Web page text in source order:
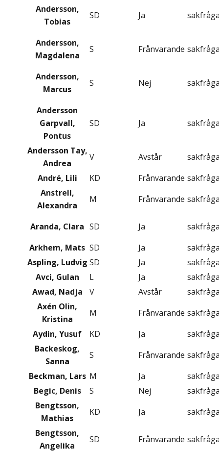
Andersson,
Tobias
SD Ja
Andersson,
Magdalena
S Frånvarande
Andersson,
Marcus
S Nej
Andersson
Garpvall,
Pontus
SD Ja
Andersson Tay,
Andrea
V Avstår
André, Lili
KD Frånvarande
Anstrell,
Alexandra
M Frånvarande
Aranda, Clara SD Ja
Arkhem, Mats SD Ja
Aspling, Ludvig SD Ja
Avci, Gulan
L Ja
Awad, Nadja
V Avstår
Axén Olin,
Kristina
M Frånvarande
Aydin, Yusuf
KD Ja
Backeskog,
Sanna
S Frånvarande
Beckman, Lars M Ja
Begic, Denis
S Nej
Bengtsson,
Mathias
KD Ja
Bengtsson,
Angelika
SD Frånvarande